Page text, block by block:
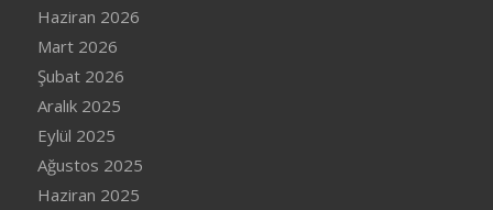
Haziran 2026
Mart 2026
Şubat 2026
Aralık 2025
Eylül 2025
Ağustos 2025
Haziran 2025